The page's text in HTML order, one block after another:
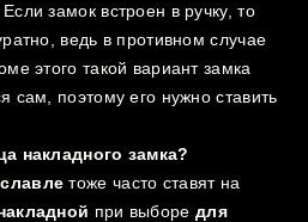
замок встроен в ручку, то
ведь в противном случае
этого такой вариант замка
сам, поэтому его нужно ставить
накладного замка?
тоже часто ставят на
при выборе для